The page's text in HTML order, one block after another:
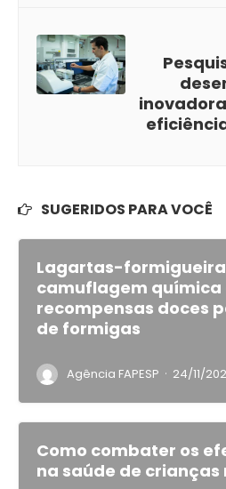
SUGERIDOS PARA VOCÊ
Lagartas-
camuflagem química
recompensas doces
de formigas
Agência FAPESP · 24/11/
Como combater os
na saúde de crianças